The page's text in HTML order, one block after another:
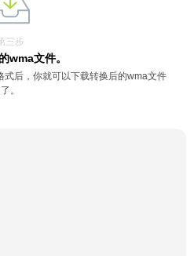
三步
wma文件。
式后，你就可以下载转换后的wma文件
了。